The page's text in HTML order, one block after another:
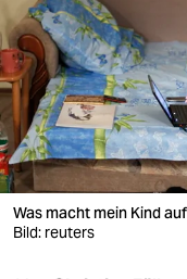
berlin
nord
wahrheit
verlag
verlag
Was macht mein Kind
Bild: reuters